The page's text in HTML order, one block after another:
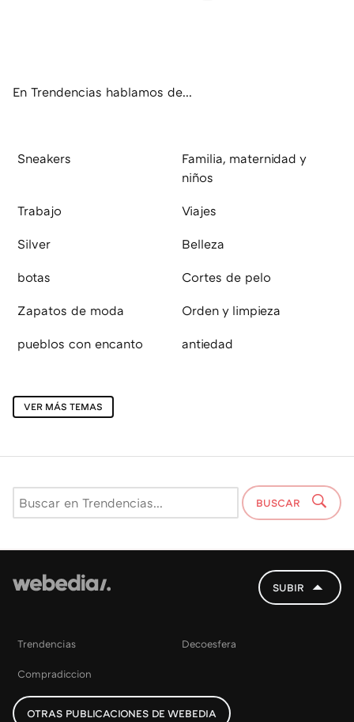
En Trendencias hablamos de...
Sneakers
Familia, maternidad y
niños
Trabajo Viajes
Silver Belleza
botas Cortes de pelo
Zapatos de moda Orden y limpieza
pueblos con encanto antiedad
VER MÁS TEMAS
BUSCAR
SUBIR
Trendencias Decoesfera
Compradiccion
OTRAS PUBLICACIONES DE WEBEDIA